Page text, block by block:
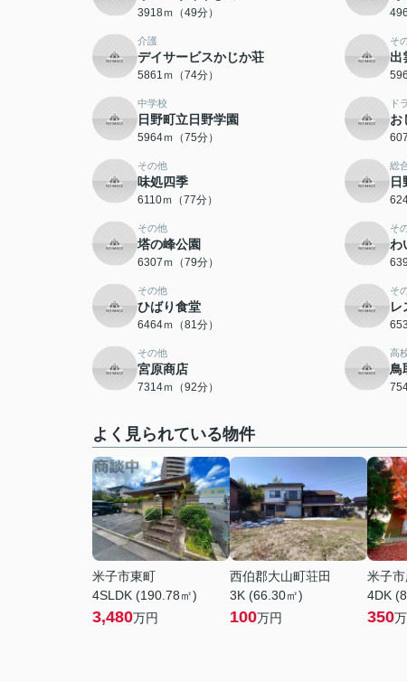
3918ｍ（49分）
介護
デイサービスかじか荘
5861ｍ（74分）
そ
出
中学校
日野町立日野学園
5964ｍ（75分）
ド
お
その他
味処四季
6110ｍ（77分）
総
日
その他
塔の峰公園
6307ｍ（79分）
そ
わ
その他
ひばり食堂
6464ｍ（81分）
そ
レ
その他
宮原商店
7314ｍ（92分）
高
鳥
よく見られている物件
米子市東町
4SLDK (190.78㎡)
3,480万円
西伯郡大山町荘田
3K (66.30㎡)
100万円
米子
4DK
350